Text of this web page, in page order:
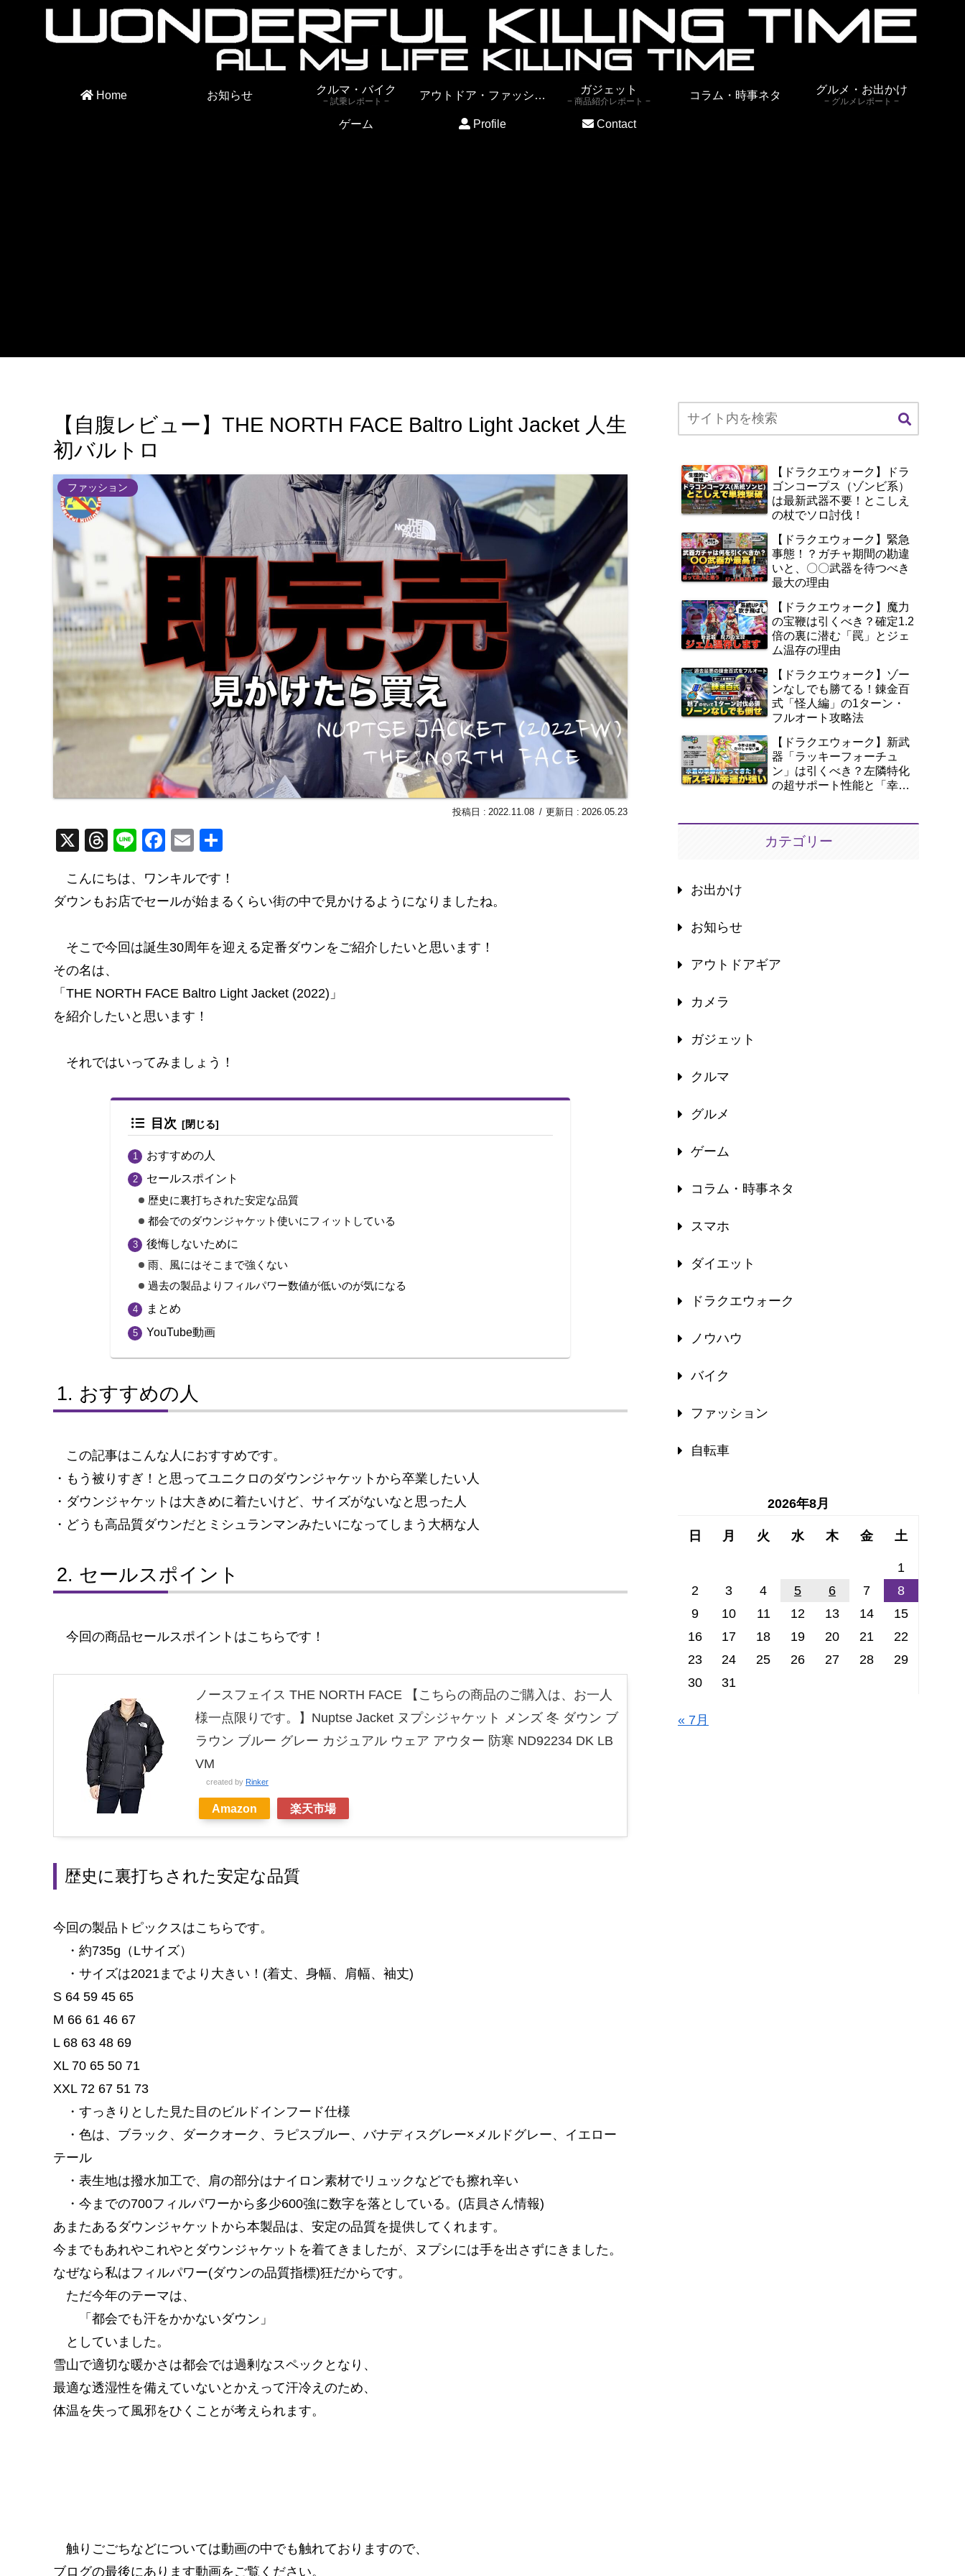
Home お知らせ
クルマ・バイク
試乗レポート
アウトドア・ファッション
ガジェット
商品紹介レポート
コラム・時事ネタ
グルメ・お出かけ
グルメレポート
ゲーム
Profile Contact
【自腹レビュー】THE NORTH FACE Baltro Light Jacket 人生
初バルトロ
ファッション
2022.11.08 2026.05.23
X
T
e
a
s
Li
e
F
c
e
o
k
E
ail
こんにちは、ワンキルです！
ダウンもお店でセールが始まるくらい街の中で見かけるようになりましたね。
そこで今回は誕生30周年を迎える定番ダウンをご紹介したいと思います！
その名は、
「THE NORTH FACE Baltro Light Jacket (2022)」
を紹介したいと思います！
それではいってみましょう！
目次
おすすめの人
セールスポイント
歴史に裏打ちされた安定な品質
都会でのダウンジャケット使いにフィットしている
後悔しないために
雨、風にはそこまで強くない
過去の製品よりフィルパワー数値が低いのが気になる
まとめ
YouTube動画
おすすめの人
この記事はこんな人におすすめです。
・もう被りすぎ！と思ってユニクロのダウンジャケットから卒業したい人
・ダウンジャケットは大きめに着たいけど、サイズがないなと思った人
・どうも高品質ダウンだとミシュランマンみたいになってしまう大柄な人
セールスポイント
今回の商品セールスポイントはこちらです！
ノースフェイス THE NORTH FACE 【こちらの商品のご購入は、お一人
様一点限りです。】Nuptse Jacket ヌプシジャケット メンズ 冬 ダウン ブ
ラウン ブルー グレー カジュアル ウェア アウター 防寒 ND92234 DK LB
VM
created by Rinker
Amazon 楽天市場
歴史に裏打ちされた安定な品質
今回の製品トピックスはこちらです。
・約735g（Lサイズ）
・サイズは2021までより大きい！(着丈、身幅、肩幅、袖丈)
S 64 59 45 65
M 66 61 46 67
L 68 63 48 69
XL 70 65 50 71
XXL 72 67 51 73
・すっきりとした見た目のビルドインフード仕様
・色は、ブラック、ダークオーク、ラピスブルー、バナディスグレー×メルドグレー、イエロー
テール
・表生地は撥水加工で、肩の部分はナイロン素材でリュックなどでも擦れ辛い
・今までの700フィルパワーから多少600強に数字を落としている。(店員さん情報)
あまたあるダウンジャケットから本製品は、安定の品質を提供してくれます。
今までもあれやこれやとダウンジャケットを着てきましたが、ヌプシには手を出さずにきました。
なぜなら私はフィルパワー(ダウンの品質指標)狂だからです。
ただ今年のテーマは、
「都会でも汗をかかないダウン」
としていました。
雪山で適切な暖かさは都会では過剰なスペックとなり、
最適な透湿性を備えていないとかえって汗冷えのため、
体温を失って風邪をひくことが考えられます。
触りごごちなどについては動画の中でも触れておりますので、
ブログの最後にあります動画をご覧ください。
【ドラクエウォーク】ドラ
ゴンコープス（ゾンビ系）
は最新武器不要！とこしえ
の杖でソロ討伐！
【ドラクエウォーク】緊急
事態！？ガチャ期間の勘違
いと、〇〇武器を待つべき
最大の理由
【ドラクエウォーク】魔力
の宝鞭は引くべき？確定1.2
倍の裏に潜む「罠」とジェ
ム温存の理由
【ドラクエウォーク】ゾー
ンなしでも勝てる！錬金百
式「怪人編」の1ターン・
フルオート攻略法
【ドラクエウォーク】新武
器「ラッキーフォーチュ
ン」は引くべき？左隣特化
の超サポート性能と「幸
カテゴリー
お出かけ
お知らせ
アウトドアギア
カメラ
ガジェット
クルマ
グルメ
ゲーム
コラム・時事ネタ
スマホ
ダイエット
ドラクエウォーク
ノウハウ
バイク
ファッション
自転車
2026年8月
日 月 火 水 木 金 土
1
2
3 4 5 6 7
8
9
10 11 12 13 14
15
16
17 18 19 20 21
22
23
24 25 26 27 28
29
30
31
« 7月